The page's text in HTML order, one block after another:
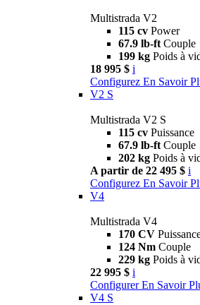
Multistrada V2
115 cv Power
67.9 lb-ft Couple
199 kg Poids à
18 995 $ i
Configurez En Savoir
V2 S
Multistrada V2 S
115 cv Puissance
67.9 lb-ft Couple
202 kg Poids à
A partir de 22 495 $ i
Configurez En Savoir
V4
Multistrada V4
170 CV
124 Nm Couple
229 kg Poids à
22 995 $ i
Configurer En Savoir
V4 S